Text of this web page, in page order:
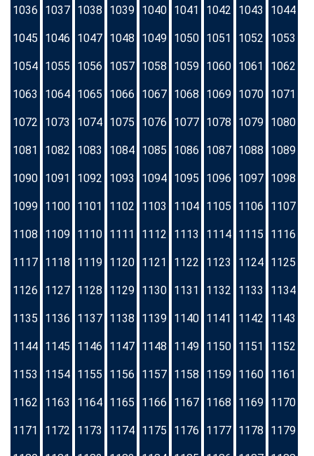
1036 1037 1038 1039 1040 1041 1042 1043 1044
1045 1046 1047 1048 1049 1050 1051 1052 1053
1054 1055 1056 1057 1058 1059 1060 1061 1062
1063 1064 1065 1066 1067 1068 1069 1070 1071
1072 1073 1074 1075 1076 1077 1078 1079 1080
1081 1082 1083 1084 1085 1086 1087 1088 1089
1090 1091 1092 1093 1094 1095 1096 1097 1098
1099 1100 1101 1102 1103 1104 1105 1106 1107
1108 1109 1110 1111 1112 1113 1114 1115 1116
1117 1118 1119 1120 1121 1122 1123 1124 1125
1126 1127 1128 1129 1130 1131 1132 1133 1134
1135 1136 1137 1138 1139 1140 1141 1142 1143
1144 1145 1146 1147 1148 1149 1150 1151 1152
1153 1154 1155 1156 1157 1158 1159 1160 1161
1162 1163 1164 1165 1166 1167 1168 1169 1170
1171 1172 1173 1174 1175 1176 1177 1178 1179